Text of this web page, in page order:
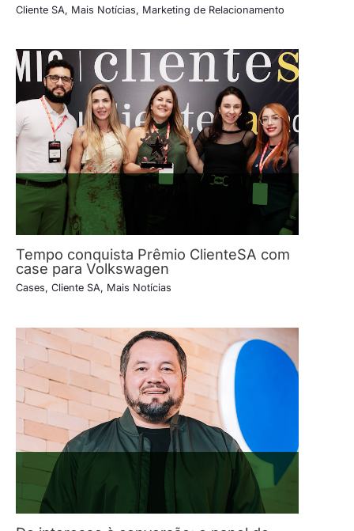
Cliente SA, Mais Notícias, Marketing de Relacionamento
Tempo conquista Prêmio ClienteSA com
case para Volkswagen
Cases, Cliente SA, Mais Notícias